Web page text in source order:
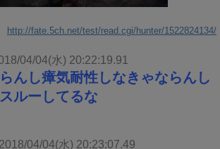
http://fate.5ch.net/test/read.cgi/hunter/1522824134/
04/04(水) 20:22:19.91
んし瘴気耐性しなきゃならんし
ルーしてるな
2018/04/04(水) 20:23:07.49